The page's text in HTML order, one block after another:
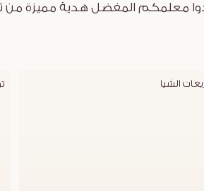
معلمكم المفضل هدية مميزة من
الشيا